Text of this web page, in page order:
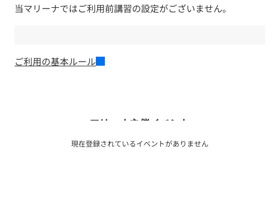
当マリーナではご利用前講習の設定がございません。
ご利用の基本ルール
マリーナ主催イベント
現在登録されているイベントがありません